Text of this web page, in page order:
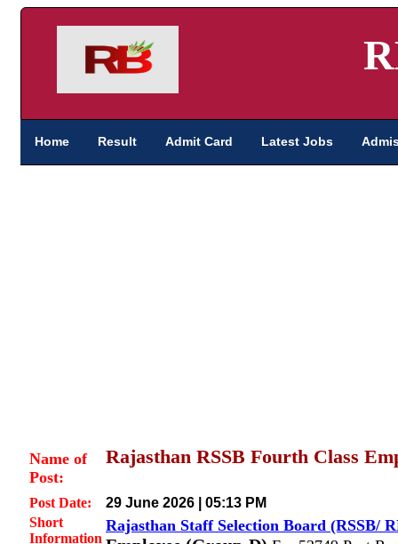
Home Result Admit Card Latest Jobs
Name of
Post:
Rajasthan RSSB Fourth Class
Post Date:
29 June 2026 | 05:13 PM
Short
Information
Rajasthan Staff Selection Board (RSSB/